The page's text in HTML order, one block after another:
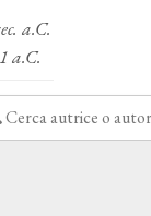
a.C.
a.C.